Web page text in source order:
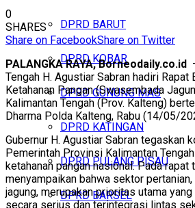
DPRD BARUT
DPRD KOBAR
DPRD GUNUNG MAS
DPRD KATINGAN
DPRD PULANG PISAU
DPRD BARSEL
0
SHARES
Share on FacebookShare on Twitter
PALANGKA RAYA, Borneodaily.co.id
Tengah H. Agustiar Sabran hadiri Rapat
Ketahanan Pangan (Swasembada
Kalimantan Tengah (Prov. Kalteng)
Dharma Polda Kalteng, Rabu (14/05/
Gubernur H. Agustiar Sabran tegaskan
Pemerintah Provinsi Kalimantan
ketahanan pangan nasional. Pada rapat
menyampaikan bahwa sektor
jagung, merupakan prioritas utama
secara serius dan terintegrasi lintas